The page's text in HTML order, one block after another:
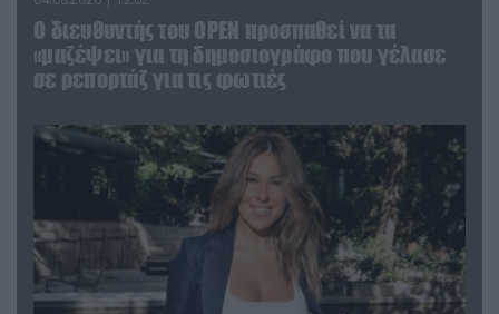
O διευθυντής του OPEN προσπαθεί να τα
«μαζέψει» για τη δημοσιογράφο που γέλασε
σε ρεπορτάζ για τις φωτιές